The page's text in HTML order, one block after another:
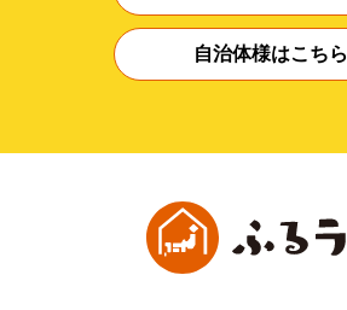
自治体様はこちら